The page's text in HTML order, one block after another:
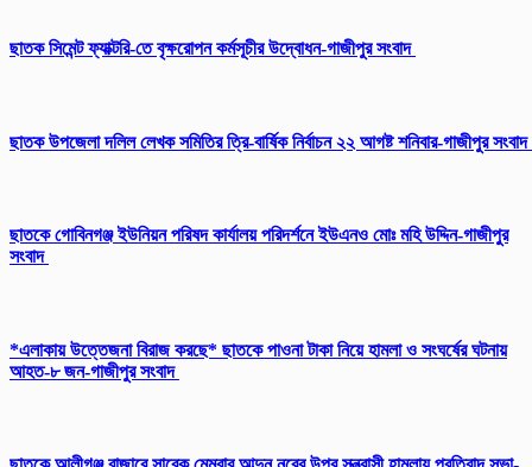
ছাতক সিমেন্ট ফ্যাক্টরি-তে বৃক্ষরোপন কর্মসূচীর উদ্বোধন-গাজীপুর সংবাদ
ছাতক উপজেলা দলিল লেখক সমিতির ত্রি-বার্ষিক নির্বাচন ২২ আগষ্ট শনিবার-গাজীপুর সংবাদ
ছাতকে গোবিনগঞ্জ ইউনিয়ন পরিষদ কার্যালয় পরিদর্শনে ইউএনও মোঃ মহি উদ্দিন-গাজীপুর
সংবাদ
*এলাকায় উত্তেজনা বিরাজ করছে* ছাতকে পাওনা টাকা নিয়ে হামলা ও সংঘর্ষের ঘটনায়
আহত-৮ জন-গাজীপুর সংবাদ